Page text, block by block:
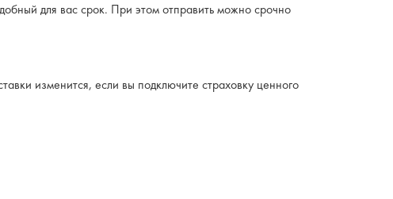
для вас срок. При этом отправить можно срочно
изменится, если вы подключите страховку ценного